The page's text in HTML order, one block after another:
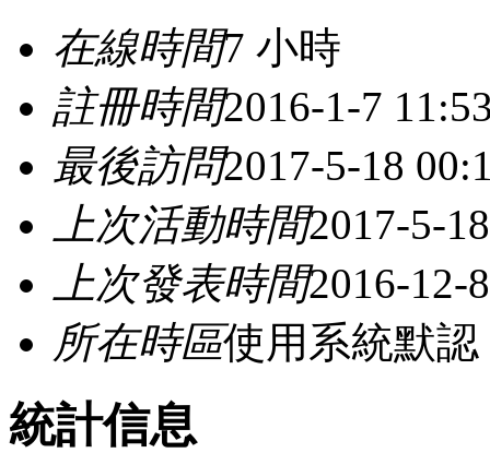
在線時間7 小時
註冊時間2016-1-7
最後訪問2017-5-18
上次活動時間2017-5-
上次發表時間2016-12-
所在時區使用系統默認
統計信息